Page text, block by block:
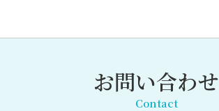
お問い合わせ
Contact